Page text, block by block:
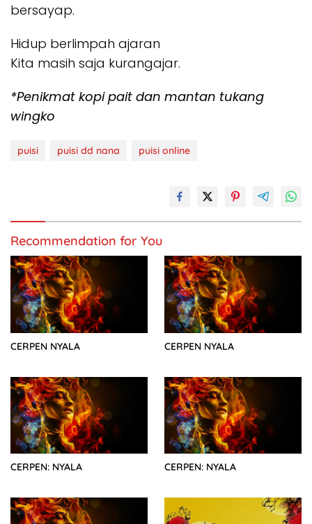
bersayap.
Hidup berlimpah ajaran
Kita masih saja kurangajar.
*Penikmat kopi pait dan mantan tukang
wingko
puisi puisi dd nana puisi online
Recommendation for You
CERPEN NYALA CERPEN NYALA
CERPEN: NYALA CERPEN: NYALA